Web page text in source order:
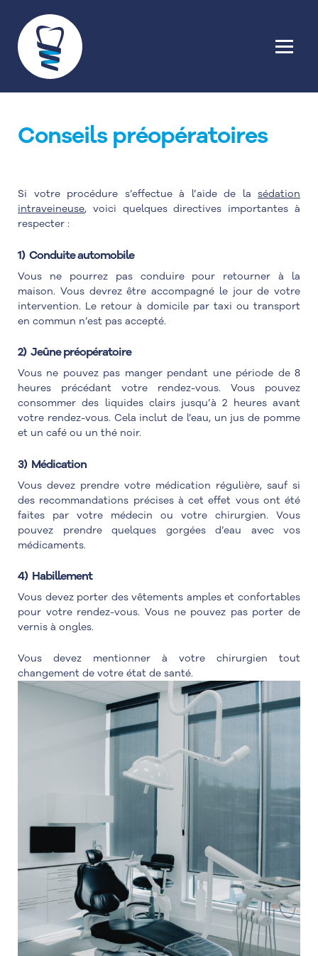
Conseils préopératoires
Si votre procédure s’effectue à l’aide de la sédation
intraveineuse, voici quelques directives importantes à
respecter :
1) Conduite automobile
Vous ne pourrez pas conduire pour retourner à la
maison. Vous devrez être accompagné le jour de votre
intervention. Le retour à domicile par taxi ou transport
en commun n’est pas accepté.
2) Jeûne préopératoire
Vous ne pouvez pas manger pendant une période de 8
heures précédant votre rendez-vous. Vous pouvez
consommer des liquides clairs jusqu’à 2 heures avant
votre rendez-vous. Cela inclut de l’eau, un jus de pomme
et un café ou un thé noir.
3) Médication
Vous devez prendre votre médication régulière, sauf si
des recommandations précises à cet effet vous ont été
faites par votre médecin ou votre chirurgien. Vous
pouvez prendre quelques gorgées d’eau avec vos
médicaments.
4) Habillement
Vous devez porter des vêtements amples et confortables
pour votre rendez-vous. Vous ne pouvez pas porter de
vernis à ongles.
Vous devez mentionner à votre chirurgien tout
changement de votre état de santé.